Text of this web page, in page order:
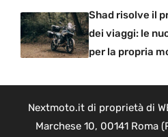
Shad risolve il
dei viaggi: le
per la propria
Nextmoto.it di proprietà di
Marchese 10, 00141 Roma